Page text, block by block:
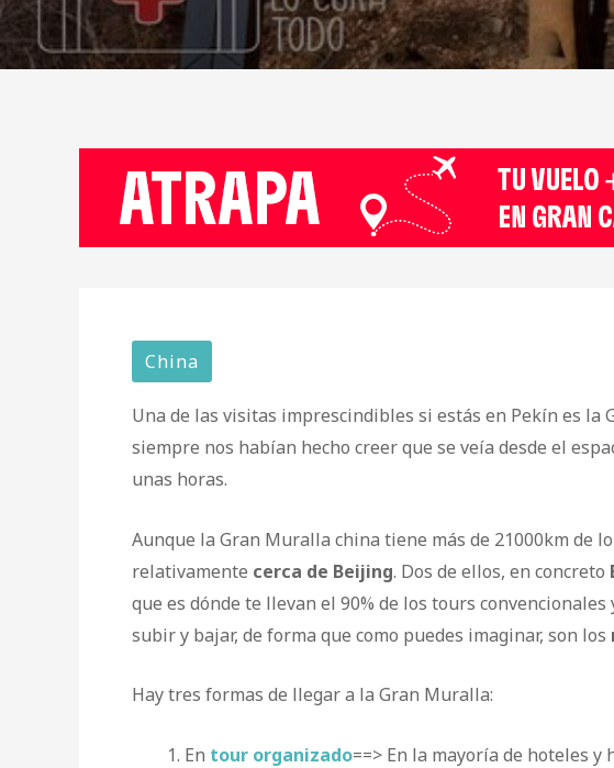
China
Una de las visitas imprescindibles si estás en Pekín es la
siempre nos habían hecho creer que se veía desde el
unas horas.
Aunque la Gran Muralla china tiene más de 21000km de
relativamente cerca de Beijing. Dos de ellos, en concreto
que es dónde te llevan el 90% de los tours
subir y bajar, de forma que como puedes imaginar, son los
Hay tres formas de llegar a la Gran Muralla:
En tour organizado==> En la mayoría de hoteles